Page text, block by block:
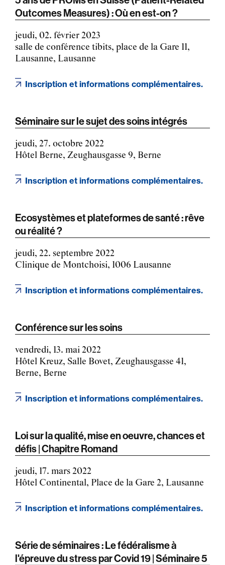
Outcomes Measures) : Où en est-on ?
jeudi, 02. février 2023
salle de conférence tibits, place de la Gare 11,
Lausanne, Lausanne
Inscription et informations complémentaires.
Séminaire sur le sujet des soins intégrés
jeudi, 27. octobre 2022
Hôtel Berne, Zeughausgasse 9, Berne
Inscription et informations complémentaires.
Ecosystèmes et plateformes de santé : rêve
ou réalité ?
jeudi, 22. septembre 2022
Clinique de Montchoisi, 1006 Lausanne
Inscription et informations complémentaires.
Conférence sur les soins
vendredi, 13. mai 2022
Hôtel Kreuz, Salle Bovet, Zeughausgasse 41,
Berne, Berne
Inscription et informations complémentaires.
Loi sur la qualité, mise en oeuvre, chances et
défis | Chapitre Romand
jeudi, 17. mars 2022
Hôtel Continental, Place de la Gare 2, Lausanne
Inscription et informations complémentaires.
Série de séminaires : Le fédéralisme à
l'épreuve du stress par Covid 19 | Séminaire 5